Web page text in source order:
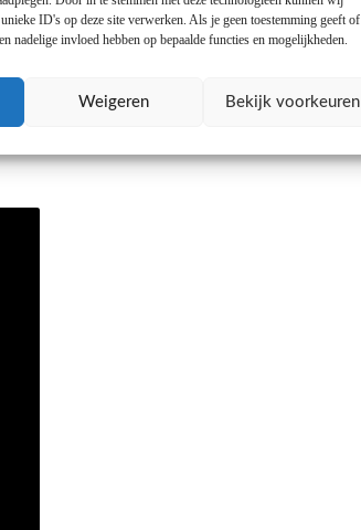
ID's op deze site verwerken. Als je geen toestemming geeft
nadelige invloed hebben op bepaalde functies en mogelijkheden.
Weigeren Bekijk voorkeuren
2022-2023: